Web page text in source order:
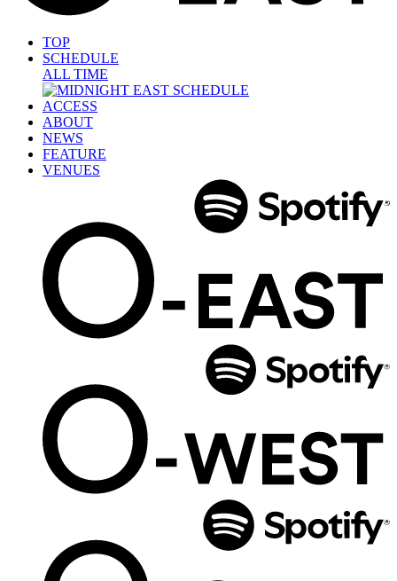
TOP
SCHEDULE
ALL TIME
ACCESS
ABOUT
NEWS
FEATURE
VENUES